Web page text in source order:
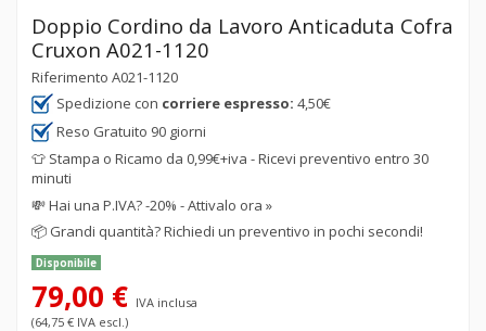
Doppio Cordino da Lavoro Anticaduta Cofra
Cruxon A021-1120
Riferimento A021-1120
Spedizione con corriere espresso: 4,50€
Reso Gratuito 90 giorni
👕 Stampa o Ricamo da 0,99€+iva - Ricevi preventivo entro 30
minuti
💸Hai una P.IVA? -20% - Attivalo ora »
📦 Grandi quantità? Richiedi un preventivo in pochi secondi!
Disponibile
79,00 € IVA inclusa
(64,75 € IVA escl.)